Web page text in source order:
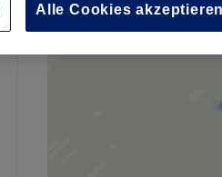
Alle Cookies akzeptieren